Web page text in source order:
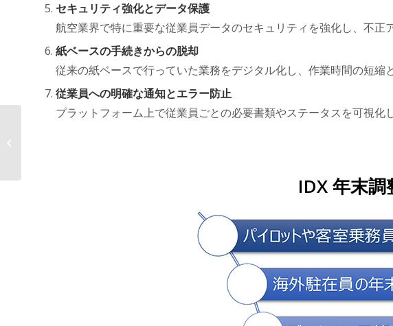
セキュリティ強化とデータ保護
航空業界で特に重要な従業員データのセキュリティを強化し、不正
紙ベースの手続きからの脱却
従来の紙ベースで行っていた業務をデジタル化し、作業時間の短縮
従業員への明確な通知とエラー防止
プラットフォーム上で従業員ごとの必要書類やステータスを可視
IDX 年末